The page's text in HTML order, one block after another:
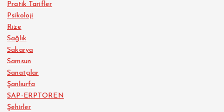
Pratik Tarifler
Psikoloji
Rize
Sağlık
Sakarya
Samsun
Sanatçılar
Şanlıurfa
SAP-ERPTOREN
Şehirler